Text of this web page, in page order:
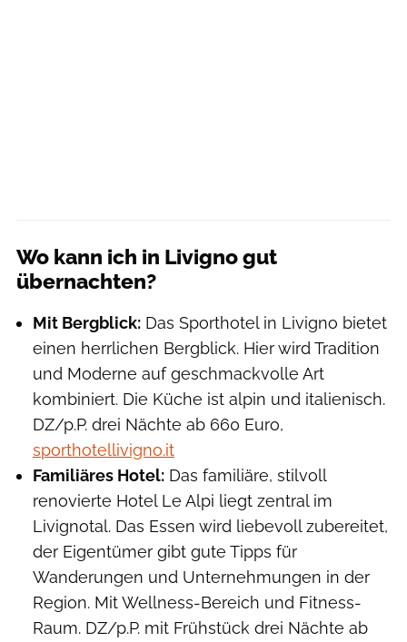
Wo kann ich in Livigno gut
übernachten?
Mit Bergblick: Das Sporthotel in Livigno bietet
einen herrlichen Bergblick. Hier wird Tradition
und Moderne auf geschmackvolle Art
kombiniert. Die Küche ist alpin und italienisch.
DZ/p.P. drei Nächte ab 660 Euro,
sporthotellivigno.it
Familiäres Hotel: Das familiäre, stilvoll
renovierte Hotel Le Alpi liegt zentral im
Livignotal. Das Essen wird liebevoll zubereitet,
der Eigentümer gibt gute Tipps für
Wanderungen und Unternehmungen in der
Region. Mit Wellness-Bereich und Fitness-
Raum. DZ/p.P. mit Frühstück drei Nächte ab